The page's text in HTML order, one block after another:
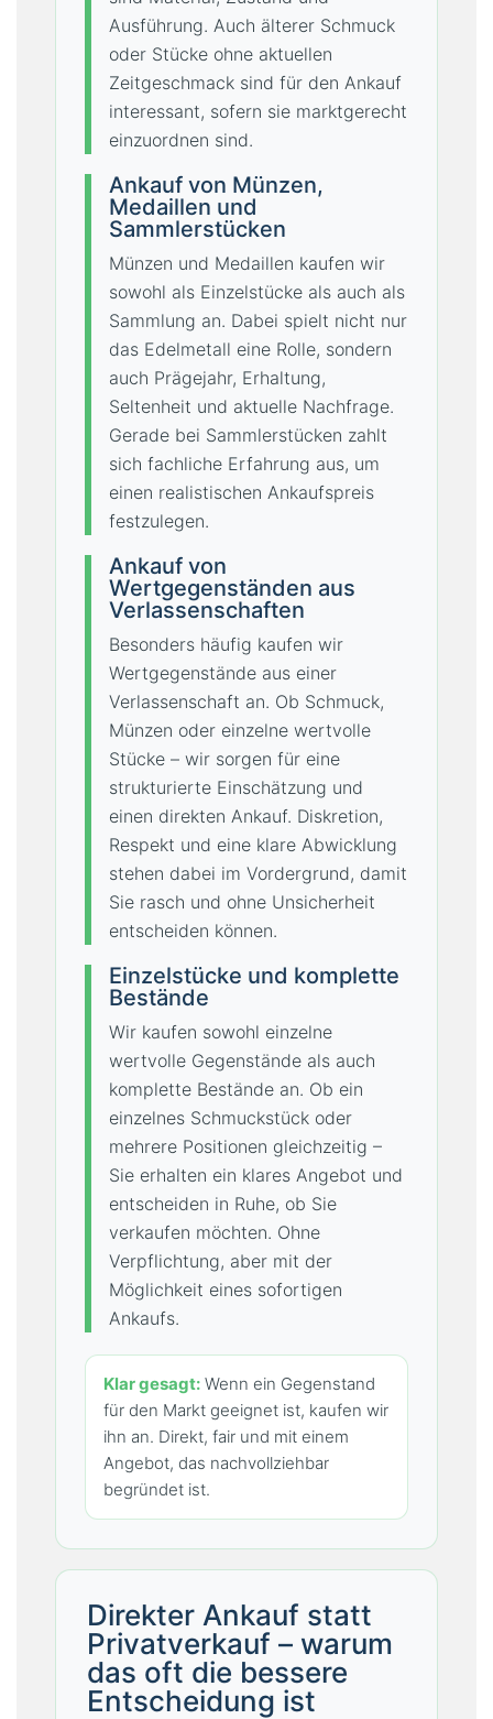
Ausführung. Auch älterer Schmuck
oder Stücke ohne aktuellen
Zeitgeschmack sind für den Ankauf
interessant, sofern sie marktgerecht
einzuordnen sind.
Ankauf von Münzen,
Medaillen und
Sammlerstücken
Münzen und Medaillen kaufen wir
sowohl als Einzelstücke als auch als
Sammlung an. Dabei spielt nicht nur
das Edelmetall eine Rolle, sondern
auch Prägejahr, Erhaltung,
Seltenheit und aktuelle Nachfrage.
Gerade bei Sammlerstücken zahlt
sich fachliche Erfahrung aus, um
einen realistischen Ankaufspreis
festzulegen.
Ankauf von
Wertgegenständen aus
Verlassenschaften
Besonders häufig kaufen wir
Wertgegenstände aus einer
Verlassenschaft an. Ob Schmuck,
Münzen oder einzelne wertvolle
Stücke – wir sorgen für eine
strukturierte Einschätzung und
einen direkten Ankauf. Diskretion,
Respekt und eine klare Abwicklung
stehen dabei im Vordergrund, damit
Sie rasch und ohne Unsicherheit
entscheiden können.
Einzelstücke und komplette
Bestände
Wir kaufen sowohl einzelne
wertvolle Gegenstände als auch
komplette Bestände an. Ob ein
einzelnes Schmuckstück oder
mehrere Positionen gleichzeitig –
Sie erhalten ein klares Angebot und
entscheiden in Ruhe, ob Sie
verkaufen möchten. Ohne
Verpflichtung, aber mit der
Möglichkeit eines sofortigen
Ankaufs.
Klar gesagt: Wenn ein Gegenstand
für den Markt geeignet ist, kaufen wir
ihn an. Direkt, fair und mit einem
Angebot, das nachvollziehbar
begründet ist.
Direkter Ankauf statt
Privatverkauf – warum
das oft die bessere
Entscheidung ist